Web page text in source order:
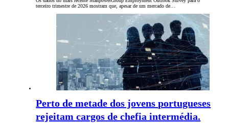
terceiro trimestre de 2026 mostram que, apesar de um mercado de…
Perto de metade dos jovens portugueses
rejeitam cargos de chefia intermédia.